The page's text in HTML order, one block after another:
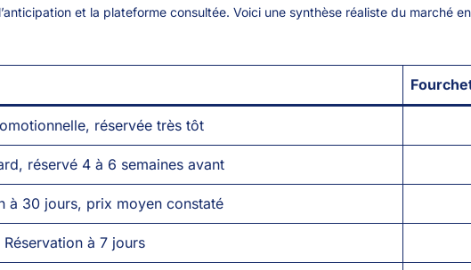
et la plateforme consultée. Voici une synthèse réaliste du marché
réservée très tôt
réservé 4 à 6 semaines avant
à 30 jours, prix moyen constaté
Réservation à 7 jours